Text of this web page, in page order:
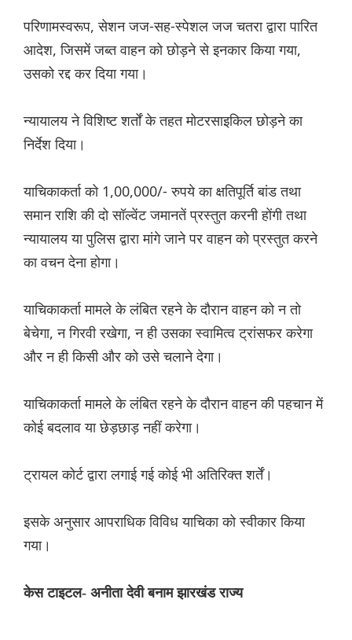
परिणामस्वरूप, सेशन जज-सह-स्पेशल जज चतरा द्वारा पारित
आदेश, जिसमें जब्त वाहन को छोड़ने से इनकार किया गया,
उसको रद्द कर दिया गया।
न्यायालय ने विशिष्ट शर्तों के तहत मोटरसाइकिल छोड़ने का
निर्देश दिया।
याचिकाकर्ता को 1,00,000/- रुपये का क्षतिपूर्ति बांड तथा
समान राशि की दो सॉल्वेंट जमानतें प्रस्तुत करनी होंगी तथा
न्यायालय या पुलिस द्वारा मांगे जाने पर वाहन को प्रस्तुत करने
का वचन देना होगा।
याचिकाकर्ता मामले के लंबित रहने के दौरान वाहन को न तो
बेचेगा, न गिरवी रखेगा, न ही उसका स्वामित्व ट्रांसफर करेगा
और न ही किसी और को उसे चलाने देगा।
याचिकाकर्ता मामले के लंबित रहने के दौरान वाहन की पहचान में
कोई बदलाव या छेड़छाड़ नहीं करेगा।
ट्रायल कोर्ट द्वारा लगाई गई कोई भी अतिरिक्त शर्तें।
इसके अनुसार आपराधिक विविध याचिका को स्वीकार किया
गया।
केस टाइटल- अनीता देवी बनाम झारखंड राज्य